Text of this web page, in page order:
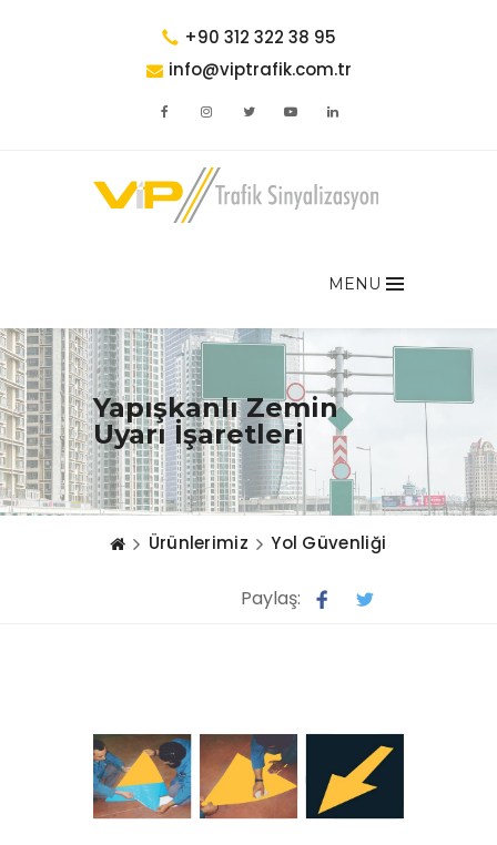
+90 312 322 38 95
info@viptrafik.com.tr
MENU
Yapışkanlı Zemin
Uyarı İşaretleri
Ürünlerimiz Yol Güvenliği
Paylaş: